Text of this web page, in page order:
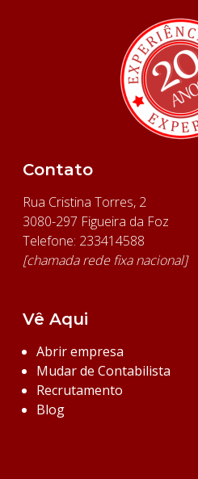
Contato
Rua Cristina Torres, 2
3080-297 Figueira da Foz
Telefone: 233414588
[chamada rede fixa nacional]
Vê Aqui
Abrir empresa
Mudar de Contabilista
Recrutamento
Blog